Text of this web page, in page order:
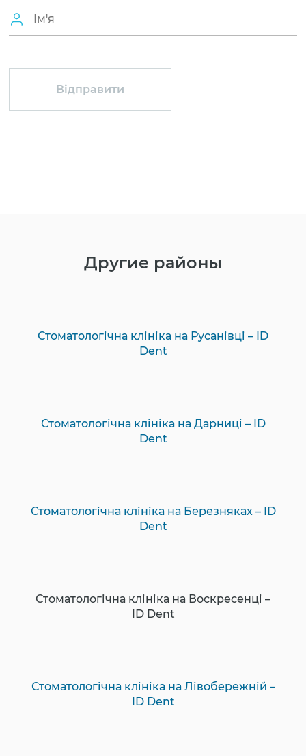
Другие районы
Стоматологічна клініка на Русанівці – ID
Dent
Стоматологічна клініка на Дарниці – ID
Dent
Стоматологічна клініка на Березняках – ID
Dent
Стоматологічна клініка на Воскресенці –
ID Dent
Стоматологічна клініка на Лівобережній –
ID Dent